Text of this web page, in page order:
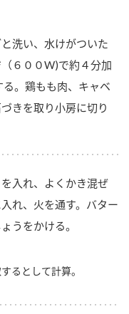
洗い、水けがついた
６００W)で約４分加
る。鶏もも肉、キャベ
きを取り小房に切り
入れ、よくかき混ぜ
れ、火を通す。バター
うをかける。
るとして計算。